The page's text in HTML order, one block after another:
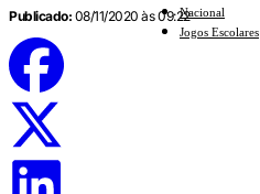
Nacional
Jogos Escolares
Publicado: 08/11/2020 às 09:22